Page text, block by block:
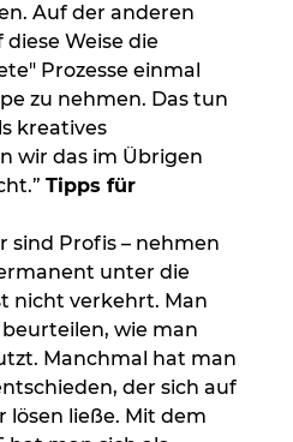
Auf der anderen
Weise die
Prozesse einmal
zu nehmen. Das tun
kreatives
wir das im Übrigen
Tipps für
sind Profis – nehmen
unter die
nicht verkehrt. Man
wie man
Manchmal hat man
der sich auf
lösen ließe. Mit dem